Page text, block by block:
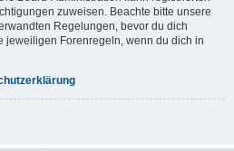
zuweisen. Beachte bitte unsere
Regelungen, bevor du dich
jeweiligen Forenregeln, wenn du dich in